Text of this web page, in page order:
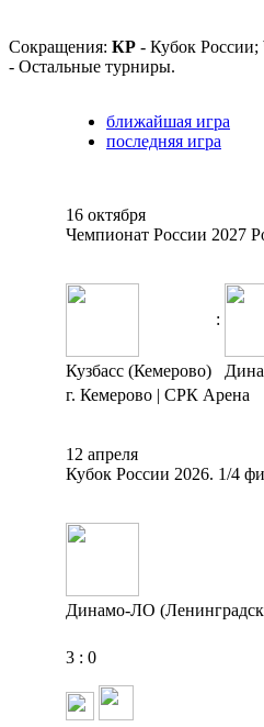
Сокращения: КР - Кубок России;
- Остальные турниры.
ближайшая игра
последняя игра
16 октября
Чемпионат России 2027
:
Кузбасс (Кемерово)
г. Кемерово | СРК Арена
12 апреля
Кубок России 2026. 1/4
Динамо-ЛО
3 : 0